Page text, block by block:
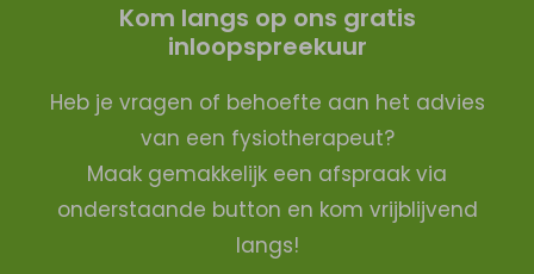
Kom langs op ons gratis
inloopspreekuur
Heb je vragen of behoefte aan het advies
van een fysiotherapeut?
Maak gemakkelijk een afspraak via
onderstaande button en kom vrijblijvend
langs!